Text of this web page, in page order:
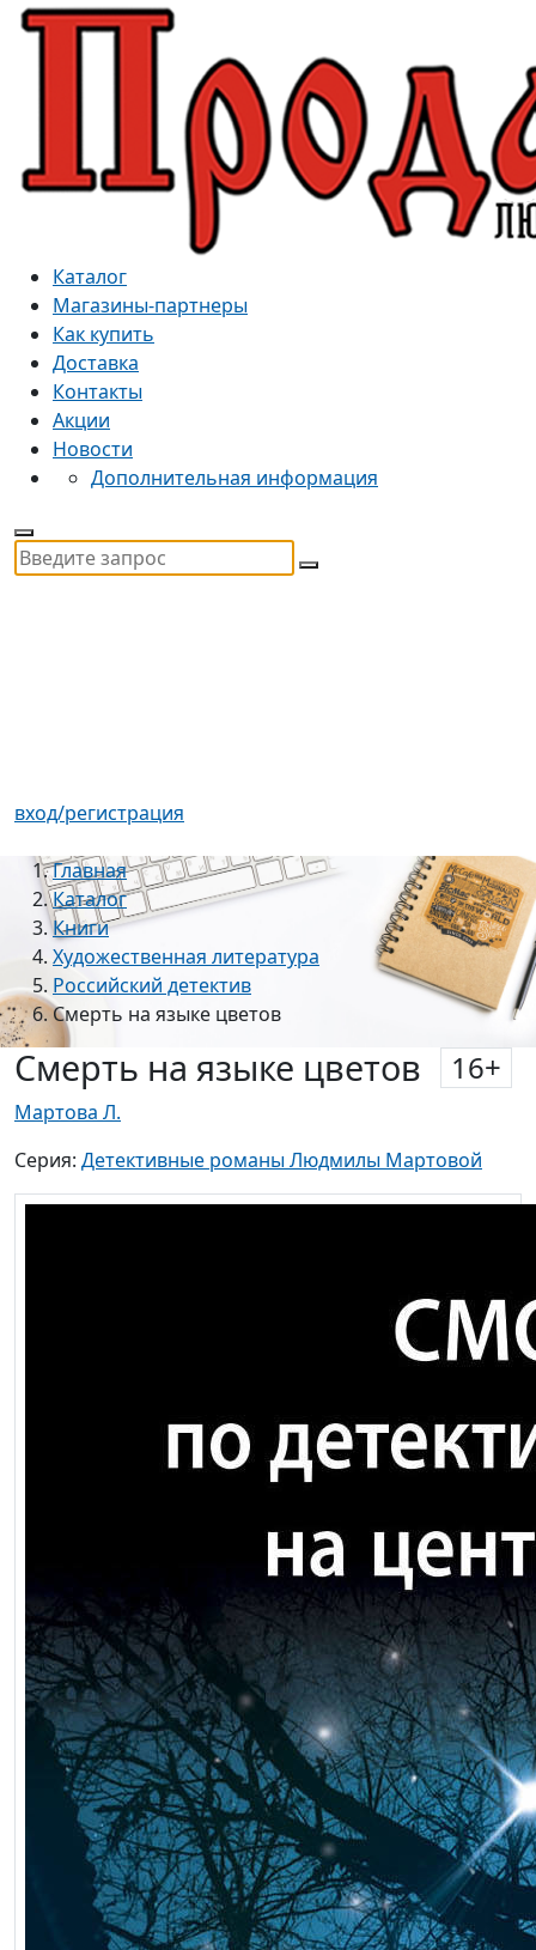
Каталог
Магазины-партнеры
Как купить
Доставка
Контакты
Акции
Новости
Дополнительная информация
вход/регистрация
Главная
Каталог
Книги
Художественная литература
Российский детектив
Смерть на языке цветов
Смерть на языке цветов 16+
Мартова Л.
Серия: Детективные романы Людмилы Мартовой